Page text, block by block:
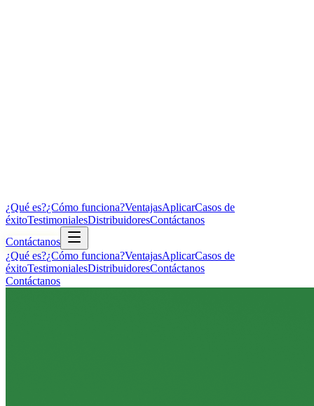
¿Qué es?¿Cómo funciona?VentajasAplicarCasos de
éxitoTestimonialesDistribuidoresContáctanos
Contáctanos
¿Qué es?¿Cómo funciona?VentajasAplicarCasos de
éxitoTestimonialesDistribuidoresContáctanos
Contáctanos